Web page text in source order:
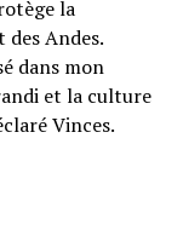
la
Andes.
dans mon
et la culture
Vinces.